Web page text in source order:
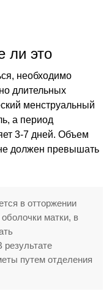
ли это
необходимо
длительных
менструальный
а период
3-7 дней. Объем
должен превышать
в отторжении
матки, в
результате
путем отделения